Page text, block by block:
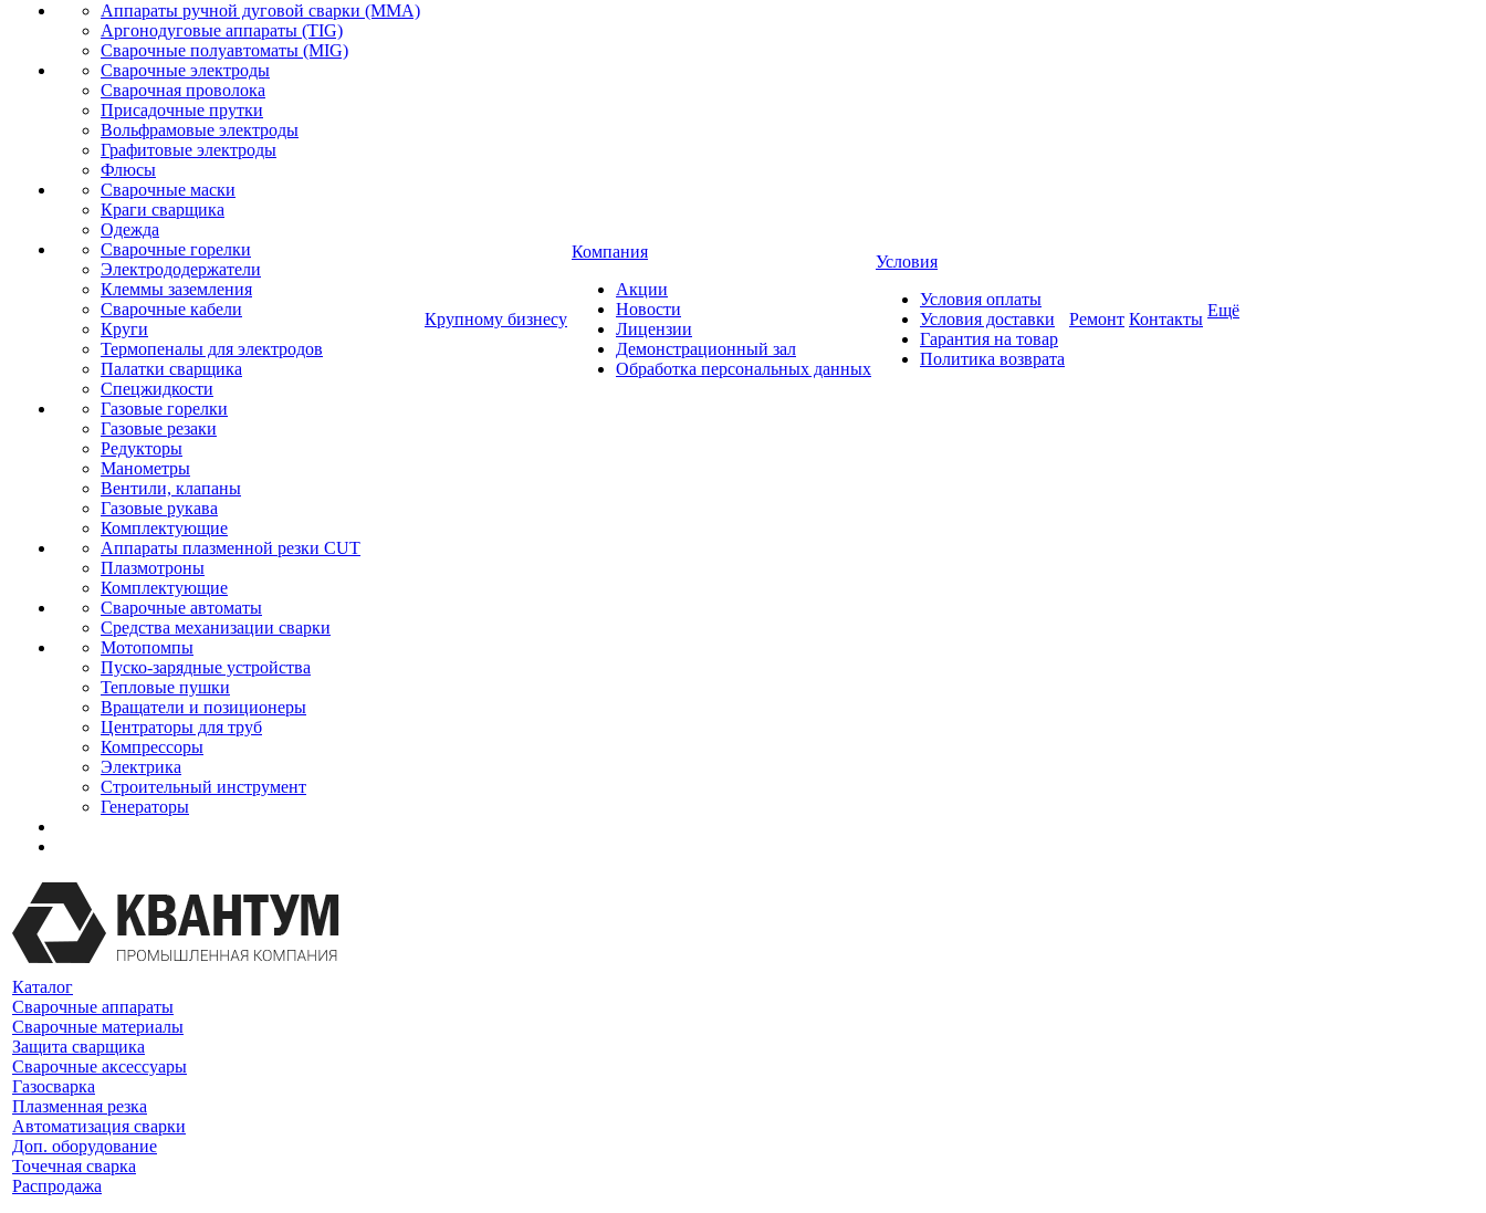
Аппараты ручной дуговой сварки (MMA)
Аргонодуговые аппараты (TIG)
Сварочные полуавтоматы (MIG)
Сварочные электроды
Сварочная проволока
Присадочные прутки
Вольфрамовые электроды
Графитовые электроды
Флюсы
Сварочные маски
Краги сварщика
Одежда
Сварочные горелки
Электрододержатели
Клеммы заземления
Сварочные кабели
Круги
Термопеналы для электродов
Палатки сварщика
Спецжидкости
Газовые горелки
Газовые резаки
Редукторы
Манометры
Вентили, клапаны
Газовые рукава
Комплектующие
Аппараты плазменной резки CUT
Плазмотроны
Комплектующие
Сварочные автоматы
Средства механизации сварки
Мотопомпы
Пуско-зарядные устройства
Тепловые пушки
Вращатели и позиционеры
Центраторы для труб
Компрессоры
Электрика
Строительный инструмент
Генераторы
Крупному бизнесу
Компания
Акции
Новости
Лицензии
Демонстрационный зал
Обработка персональных данных
Условия
Условия оплаты
Условия доставки
Гарантия на товар
Политика возврата
Ремонт Контакты Ещё
Каталог
Сварочные аппараты
Сварочные материалы
Защита сварщика
Сварочные аксессуары
Газосварка
Плазменная резка
Автоматизация сварки
Доп. оборудование
Точечная сварка
Распродажа